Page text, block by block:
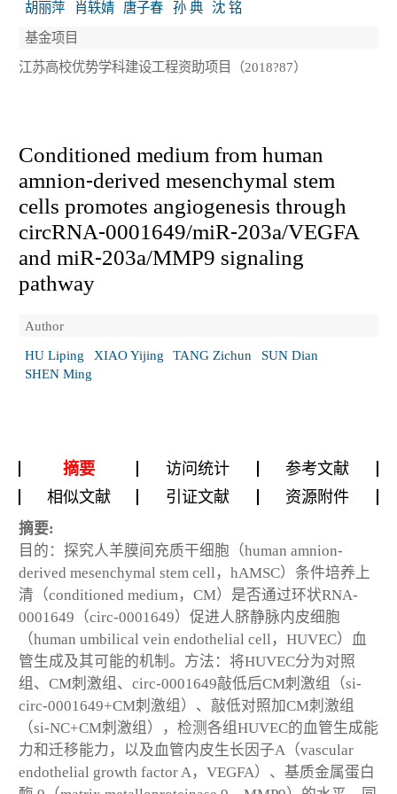
胡丽萍 肖轶婧 唐子春 孙 典
沈 铭
基金项目
江苏高校优势学科建设工程资助项目（2018?87）
Conditioned medium from human
amnion⁃derived mesenchymal stem
cells promotes angiogenesis through
circRNA⁃0001649/miR⁃203a/VEGFA
and miR⁃203a/MMP9 signaling
pathway
Author
HU Liping
XIAO Yijing TANG Zichun
SUN Dian
SHEN Ming
摘要 访问统计
参考文献
相似文献
引证文献 资源附件
摘要:
目的：探究人羊膜间充质干细胞（human amnion-
derived mesenchymal stem cell，hAMSC）条件培养上
清（conditioned medium，CM）是否通过环状RNA-
0001649（circ-0001649）促进人脐静脉内皮细胞
（human umbilical vein endothelial cell，HUVEC）血
管生成及其可能的机制。方法：将HUVEC分为对照
组、CM刺激组、circ-0001649敲低后CM刺激组（si-
circ-0001649+CM刺激组）、敲低对照加CM刺激组
（si-NC+CM刺激组），检测各组HUVEC的血管生成能
力和迁移能力，以及血管内皮生长因子A（vascular
endothelial growth factor A，VEGFA）、基质金属蛋白